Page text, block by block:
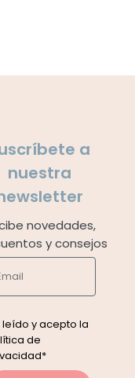
a
nuestra
novedades,
y consejos
leído y acepto la
de